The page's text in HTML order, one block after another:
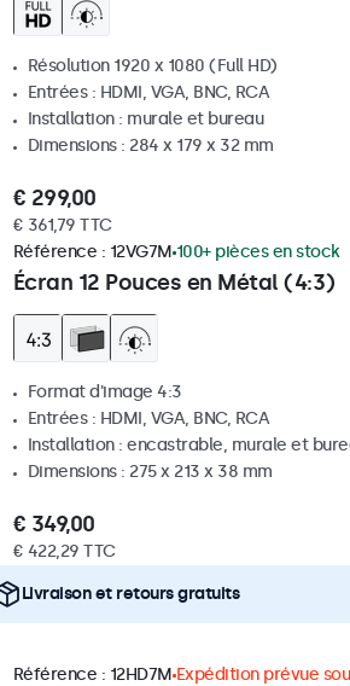
Résolution 1920 x 1080 (Full HD)
Entrées : HDMI, VGA, BNC, RCA
Installation : murale et bureau
Dimensions : 284 x 179 x 32 mm
€ 299,00
€ 361,79 TTC
Écran 12 Pouces en Métal (4:3)
Référence : 12VG7M 100+ pièces en stock
Format d'image 4:3
Entrées : HDMI, VGA, BNC, RCA
Installation : encastrable, murale et
Dimensions : 275 x 213 x 38 mm
€ 349,00
€ 422,29 TTC
Livraison et retours gratuits
Référence : 12HD7M Expédition prévue